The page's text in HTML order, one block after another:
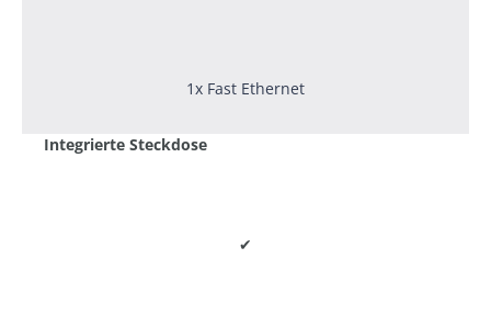
1x Fast Ethernet
Integrierte Steckdose
✔